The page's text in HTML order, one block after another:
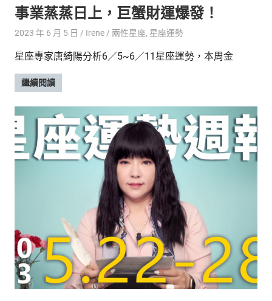
事業蒸蒸日上，巨蟹財運爆發！
2023 年 6 月 5 日 Irene 兩性星座, 星座運勢
星座專家唐綺陽分析6／5~6／11星座運勢，本周金
繼續閱讀